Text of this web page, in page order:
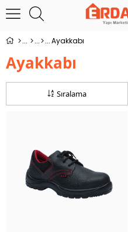
Ayakkabı
Ayakkabı
Sıralama